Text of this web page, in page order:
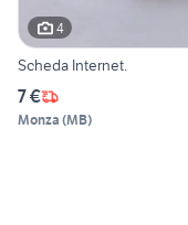
4
Scheda Internet.
7 €
Monza (MB)